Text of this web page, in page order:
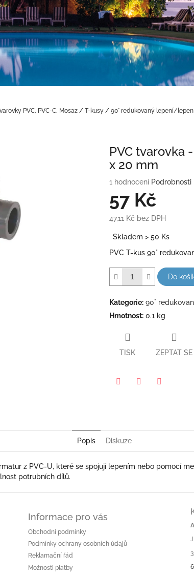
PVC, PVC-C, Mosaz / T-kusy / 90° redukovaný lepení/
PVC tvarovka
x 20 mm
Průměrné
hodnocení
produktu
5,0
hvězdiček.
1 hodnocení Podrobnosti
57 Kč
47,11 Kč bez DPH
cena:
Skladem > 50 Ks
PVC T-kus 90°
Do
Kategorie: 90°
Hmotnost: 0.1 kg
TISK ZEPTAT SE
Popis Diskuze
z PVC-U, které se spojují lepením nebo pomocí
potrubních dílů.
Informace pro vás
Obchodní podmínky
Podmínky ochrany osobních údajů
Reklamační řád
Možnosti platby